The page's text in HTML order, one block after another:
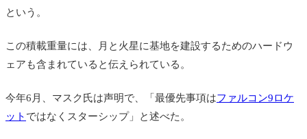
という。
この積載重量には、月と火星に基地を建設するためのハードウ
ェアも含まれていると伝えられている。
今年6月、マスク氏は声明で、「最優先事項はファルコン9ロケ
ット ではなくスターシップ」と述べた。